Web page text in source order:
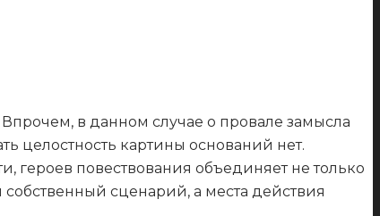
в данном случае о провале замысла
целостность картины оснований нет.
героев повествования объединяет не только
сценарий, а места действия